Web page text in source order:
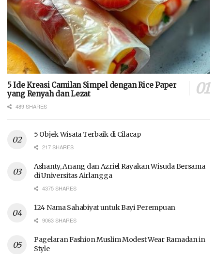
5 Ide Kreasi Camilan Simpel dengan Rice Paper
yang Renyah dan Lezat
489 SHARES
5 Objek Wisata Terbaik di Cilacap
217 SHARES
Ashanty, Anang dan Azriel Rayakan Wisuda Bersama
di Universitas Airlangga
4375 SHARES
124 Nama Sahabiyat untuk Bayi Perempuan
9063 SHARES
Pagelaran Fashion Muslim Modest Wear Ramadan in
Style